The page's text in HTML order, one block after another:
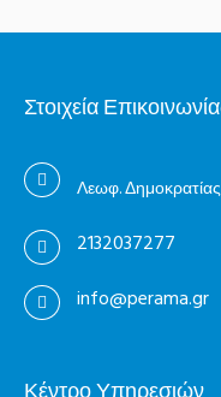
Στοιχεία
Λεωφ.
2132037277
info@perama.gr